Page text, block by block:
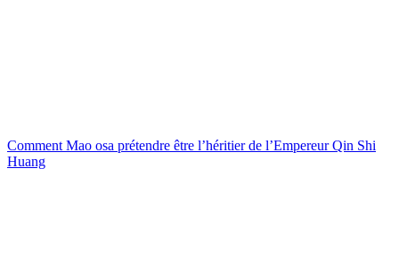
Comment Mao osa prétendre être l’héritier de l’Empereur Qin Shi
Huang